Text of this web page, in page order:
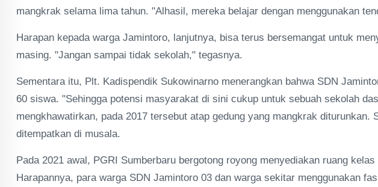
mangkrak selama lima tahun. "Alhasil, mereka belajar dengan menggunakan
Harapan kepada warga Jamintoro, lanjutnya, bisa terus bersemangat untuk
masing. "Jangan sampai tidak sekolah," tegasnya.
Sementara itu, Plt. Kadispendik Sukowinarno menerangkan bahwa SDN
60 siswa. "Sehingga potensi masyarakat di sini cukup untuk sebuah sekolah
mengkhawatirkan, pada 2017 tersebut atap gedung yang mangkrak diturunkan.
ditempatkan di musala.
Pada 2021 awal, PGRI Sumberbaru bergotong royong menyediakan ruang
Harapannya, para warga SDN Jamintoro 03 dan warga sekitar menggunakan